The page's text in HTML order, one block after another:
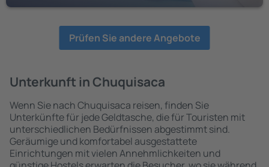
Prüfen Sie andere Angebote
Unterkunft in Chuquisaca
Wenn Sie nach Chuquisaca reisen, finden Sie
Unterkünfte für jede Geldtasche, die für Touristen mit
unterschiedlichen Bedürfnissen abgestimmt sind.
Geräumige und komfortabel ausgestattete
Einrichtungen mit vielen Annehmlichkeiten und